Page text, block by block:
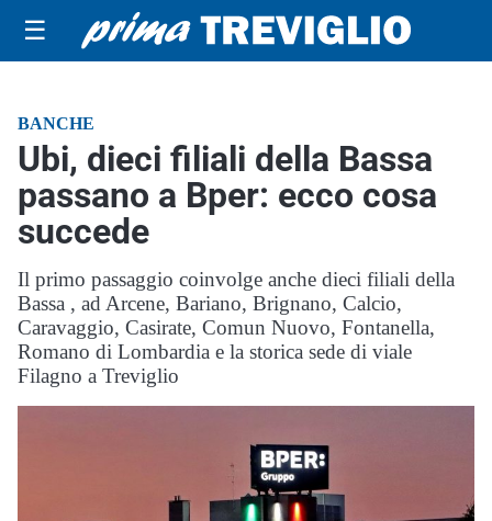
☰
BANCHE
Ubi, dieci filiali della Bassa
passano a Bper: ecco cosa
succede
Il primo passaggio coinvolge anche dieci filiali della
Bassa , ad Arcene, Bariano, Brignano, Calcio,
Caravaggio, Casirate, Comun Nuovo, Fontanella,
Romano di Lombardia e la storica sede di viale
Filagno a Treviglio